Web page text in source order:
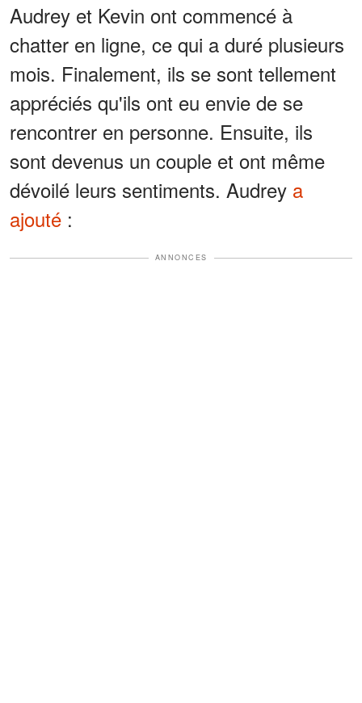
Audrey et Kevin ont commencé à
chatter en ligne, ce qui a duré plusieurs
mois. Finalement, ils se sont tellement
appréciés qu'ils ont eu envie de se
rencontrer en personne. Ensuite, ils
sont devenus un couple et ont même
dévoilé leurs sentiments. Audrey a
ajouté :
ANNONCES